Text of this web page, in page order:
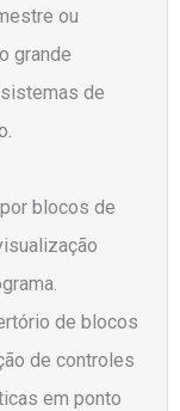
ou
grande
de
blocos de
de blocos
de controles
em ponto